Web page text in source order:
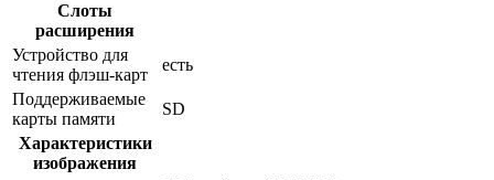
Слоты
расширения
Устройство для
чтения флэш-карт
есть
Поддерживаемые
карты памяти
SD
Характеристики
изображения